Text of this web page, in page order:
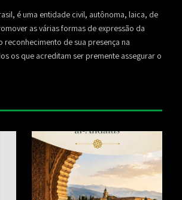
é uma entidade civil, autônoma, laica, de
as várias formas de expressão da
de sua presença na
os que acreditam ser premente assegurar o